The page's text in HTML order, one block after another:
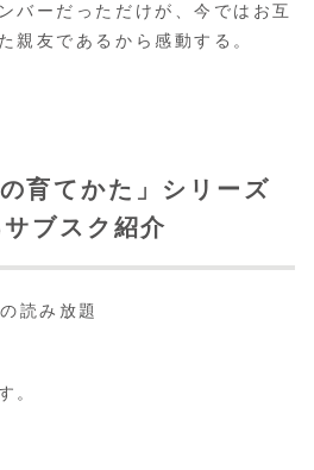
バーだっただけが、今ではお互
親友であるから感動する。
育てかた」シリーズ
ブスク紹介
読み放題
。